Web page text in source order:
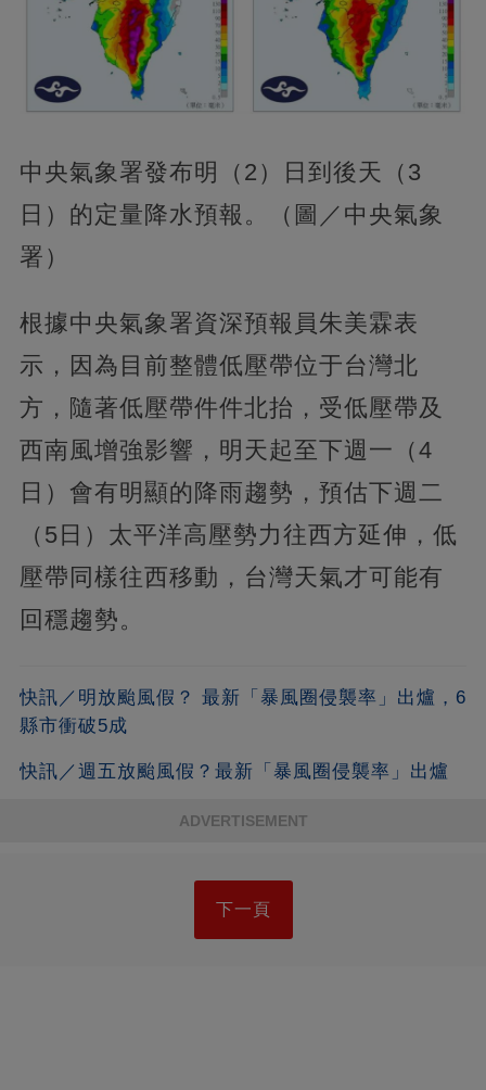
中央氣象署發布明（2）日到後天（3
日）的定量降水預報。（圖／中央氣象
署）
根據中央氣象署資深預報員朱美霖表
示，因為目前整體低壓帶位于台灣北
方，隨著低壓帶件件北抬，受低壓帶及
西南風增強影響，明天起至下週一（4
日）會有明顯的降雨趨勢，預估下週二
（5日）太平洋高壓勢力往西方延伸，低
壓帶同樣往西移動，台灣天氣才可能有
回穩趨勢。
快訊／明放颱風假？ 最新「暴風圈侵襲率」出爐，6
縣市衝破5成
快訊／週五放颱風假？最新「暴風圈侵襲率」出爐
ADVERTISEMENT
下一頁